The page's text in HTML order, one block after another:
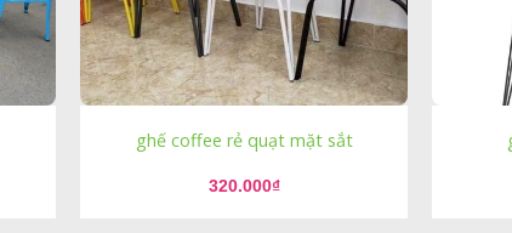
ghế coffee rẻ quạt mặt sắt
320.000₫